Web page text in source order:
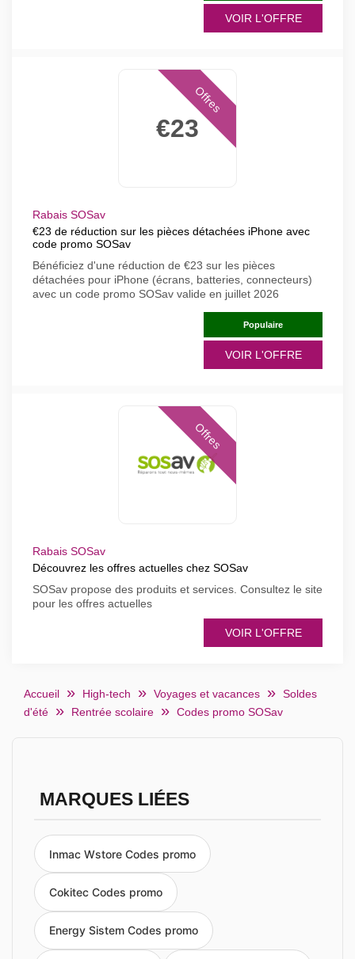
VOIR L'OFFRE
€23
Offres
Rabais SOSav
€23 de réduction sur les pièces détachées iPhone avec
code promo SOSav
Bénéficiez d'une réduction de €23 sur les pièces
détachées pour iPhone (écrans, batteries, connecteurs)
avec un code promo SOSav valide en juillet 2026
Populaire
VOIR L'OFFRE
Offres
Rabais SOSav
Découvrez les offres actuelles chez SOSav
SOSav propose des produits et services. Consultez le site
pour les offres actuelles
VOIR L'OFFRE
Accueil High-tech Voyages et vacances
Soldes
d'été
Rentrée scolaire Codes promo SOSav
MARQUES LIÉES
Inmac Wstore Codes promo
Cokitec Codes promo
Energy Sistem Codes promo